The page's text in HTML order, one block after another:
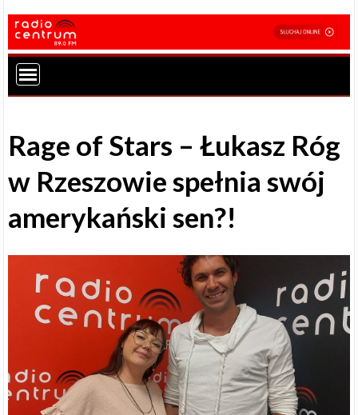
Rage of Stars – Łukasz Róg
w Rzeszowie spełnia swój
amerykański sen?!